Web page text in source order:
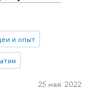
и опыт
25 мая 2022